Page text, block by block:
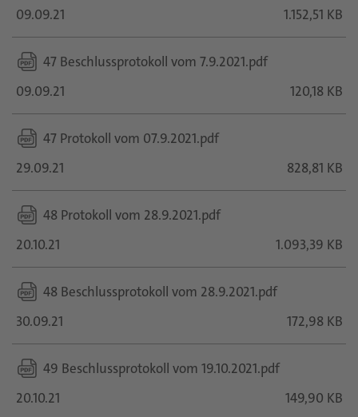
09.09.21
1.152,51 KB
47 Beschlussprotokoll vom 7.9.2021.pdf
09.09.21
120,18 KB
47 Protokoll vom 07.9.2021.pdf
29.09.21
828,81 KB
48 Protokoll vom 28.9.2021.pdf
20.10.21
1.093,39 KB
48 Beschlussprotokoll vom 28.9.2021.pdf
30.09.21
172,98 KB
49 Beschlussprotokoll vom 19.10.2021.pdf
20.10.21
149,90 KB